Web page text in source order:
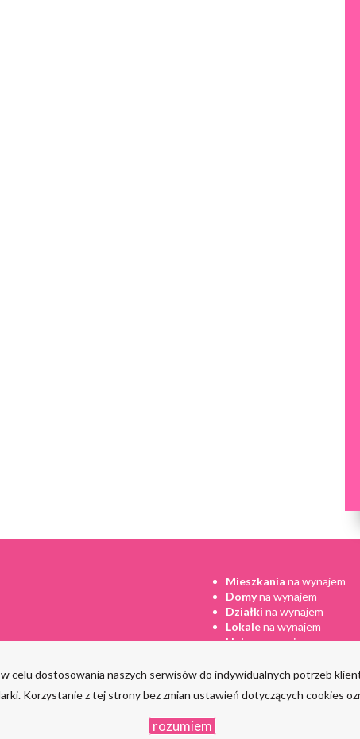
Mieszkania na wynajem
Domyna wynajem
Działki na wynajem
Lokalena wynajem
Halena wynajem
celu dostosowania naszych serwisów do indywidualnych potrzeb
Korzystanie z tej strony bez zmian ustawień dotyczących cookies
rozumiem